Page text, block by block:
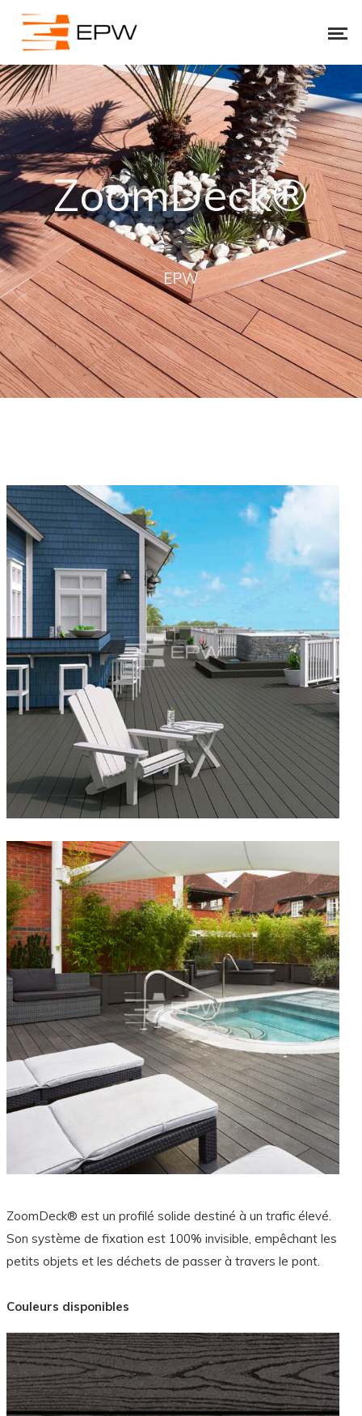
ZoomDeck®
EPW
ZoomDeck® est un profilé solide destiné à un trafic élevé.
Son système de fixation est 100% invisible, empêchant les
petits objets et les déchets de passer à travers le pont.
Couleurs disponibles